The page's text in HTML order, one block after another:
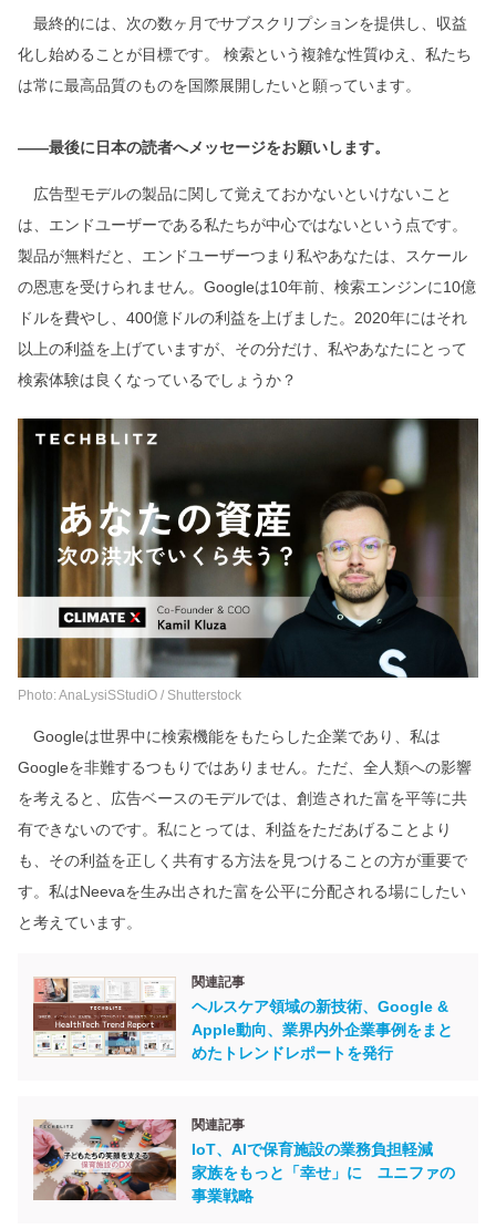
最終的には、次の数ヶ月でサブスクリプションを提供し、収益
化し始めることが目標です。 検索という複雑な性質ゆえ、私たち
は常に最高品質のものを国際展開したいと願っています。
――最後に日本の読者へメッセージをお願いします。
広告型モデルの製品に関して覚えておかないといけないこと
は、エンドユーザーである私たちが中心ではないという点です。
製品が無料だと、エンドユーザーつまり私やあなたは、スケール
の恩恵を受けられません。Googleは10年前、検索エンジンに10億
ドルを費やし、400億ドルの利益を上げました。2020年にはそれ
以上の利益を上げていますが、その分だけ、私やあなたにとって
検索体験は良くなっているでしょうか？
Photo: AnaLysiSStudiO / Shutterstock
Googleは世界中に検索機能をもたらした企業であり、私は
Googleを非難するつもりではありません。ただ、全人類への影響
を考えると、広告ベースのモデルでは、創造された富を平等に共
有できないのです。私にとっては、利益をただあげることより
も、その利益を正しく共有する方法を見つけることの方が重要で
す。私はNeevaを生み出された富を公平に分配される場にしたい
と考えています。
関連記事
ヘルスケア領域の新技術、Google &
Apple動向、業界内外企業事例をまと
めたトレンドレポートを発行
関連記事
IoT、AIで保育施設の業務負担軽減
家族をもっと「幸せ」に ユニファの
事業戦略